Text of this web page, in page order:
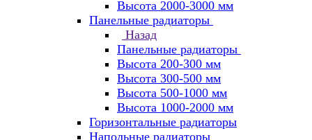
Высота 2000-3000 мм
Панельные радиаторы
Назад
Панельные радиаторы
Высота 200-300 мм
Высота 300-500 мм
Высота 500-1000 мм
Высота 1000-2000 мм
Горизонтальные радиаторы
Напольные радиаторы